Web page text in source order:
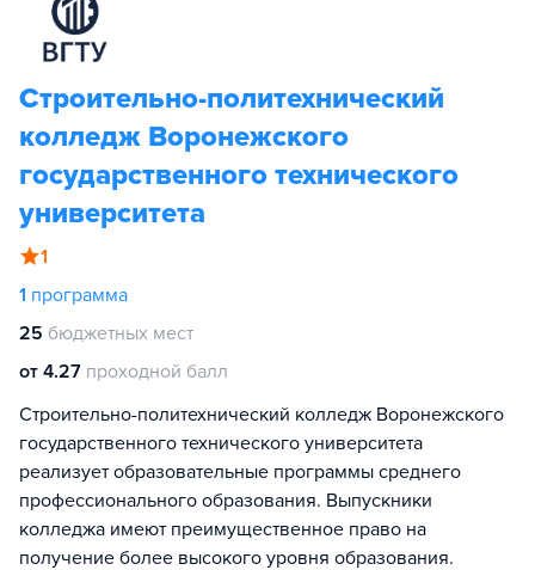
Строительно-политехнический
колледж Воронежского
государственного технического
университета
1
1 программа
25 бюджетных мест
от 4.27 проходной балл
Строительно-политехнический колледж Воронежского
государственного технического университета
реализует образовательные программы среднего
профессионального образования. Выпускники
колледжа имеют преимущественное право на
получение более высокого уровня образования.